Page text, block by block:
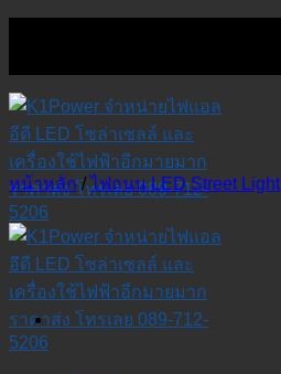
หน้าหลัก / ไฟถนน LED Street Light